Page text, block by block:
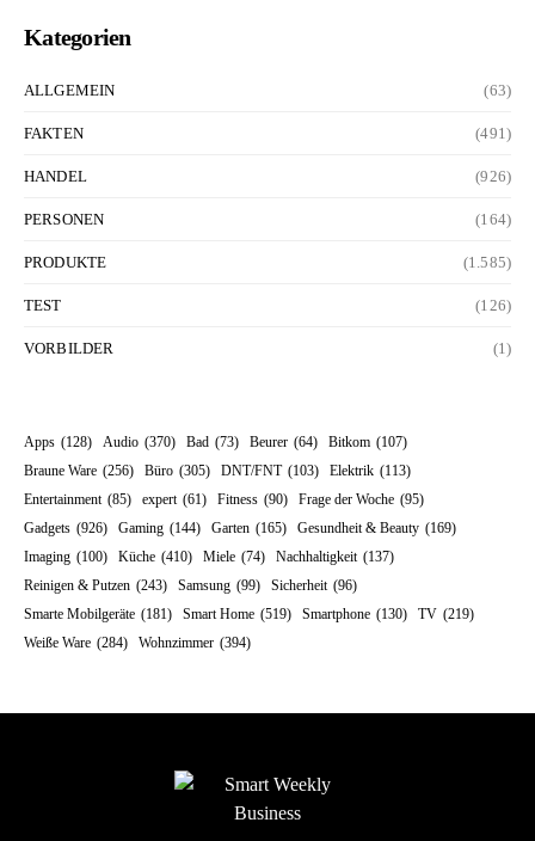
Kategorien
ALLGEMEIN (63)
FAKTEN (491)
HANDEL (926)
PERSONEN (164)
PRODUKTE (1.585)
TEST (126)
VORBILDER (1)
Apps (128) Audio (370) Bad (73) Beurer (64) Bitkom (107)
Braune Ware (256) Büro (305) DNT/FNT (103) Elektrik (113)
Entertainment (85) expert (61) Fitness (90) Frage der Woche (95)
Gadgets (926) Gaming (144) Garten (165) Gesundheit & Beauty (169)
Imaging (100) Küche (410) Miele (74) Nachhaltigkeit (137)
Reinigen & Putzen (243) Samsung (99) Sicherheit (96)
Smarte Mobilgeräte (181) Smart Home (519) Smartphone (130) TV (219)
Weiße Ware (284) Wohnzimmer (394)